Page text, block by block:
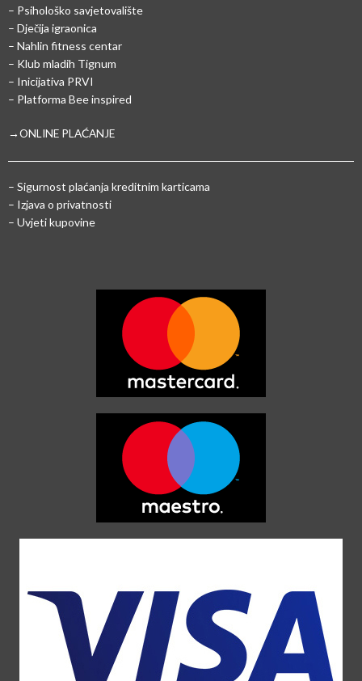
– Psihološko savjetovalište
– Dječija igraonica
– Nahlin fitness centar
– Klub mladih Tignum
– Inicijativa PRVI
– Platforma Bee inspired
→ONLINE PLAĆANJE
– Sigurnost plaćanja kreditnim karticama
– Izjava o privatnosti
– Uvjeti kupovine